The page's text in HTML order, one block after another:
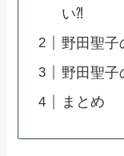
い⁈
野田聖子
野田聖子
まとめ